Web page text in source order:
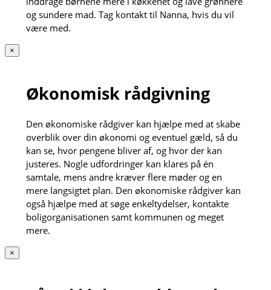
og sundere mad. Tag kontakt til Nanna, hvis du vil
være med.
×
Økonomisk rådgivning
Den økonomiske rådgiver kan hjælpe med at skabe
overblik over din økonomi og eventuel gæld, så du
kan se, hvor pengene bliver af, og hvor der kan
justeres. Nogle udfordringer kan klares på én
samtale, mens andre kræver flere møder og en
mere langsigtet plan. Den økonomiske rådgiver kan
også hjælpe med at søge enkeltydelser, kontakte
boligorganisationen samt kommunen og meget
mere.
×